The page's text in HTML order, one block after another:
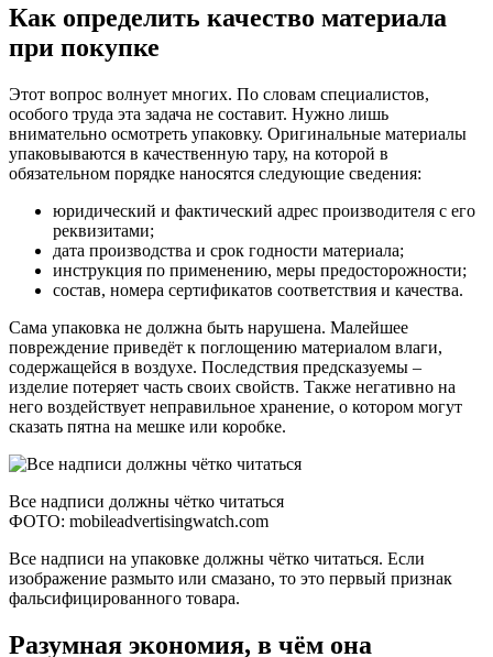
Как определить качество материала
при покупке
Этот вопрос волнует многих. По словам специалистов,
особого труда эта задача не составит. Нужно лишь
внимательно осмотреть упаковку. Оригинальные материалы
упаковываются в качественную тару, на которой в
обязательном порядке наносятся следующие сведения:
юридический и фактический адрес производителя с его
реквизитами;
дата производства и срок годности материала;
инструкция по применению, меры предосторожности;
состав, номера сертификатов соответствия и качества.
Сама упаковка не должна быть нарушена. Малейшее
повреждение приведёт к поглощению материалом влаги,
содержащейся в воздухе. Последствия предсказуемы –
изделие потеряет часть своих свойств. Также негативно на
него воздействует неправильное хранение, о котором могут
сказать пятна на мешке или коробке.
Все надписи должны чётко читаться
ФОТО: mobileadvertisingwatch.com
Все надписи на упаковке должны чётко читаться. Если
изображение размыто или смазано, то это первый признак
фальсифицированного товара.
Разумная экономия, в чём она